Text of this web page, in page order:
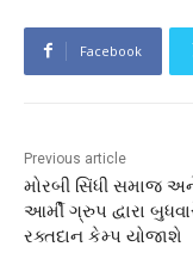
Facebook
Previous article
મોરબી સિંધી સમાજ
આર્મી ગ્રુપ દ્વારા
રક્તદાન કેમ્પ યોજાશે